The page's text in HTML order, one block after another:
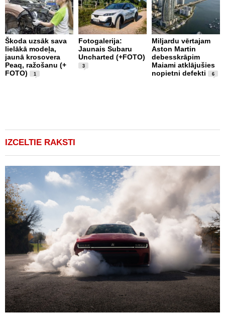
Škoda uzsāk sava
lielākā modeļa,
jaunā krosovera
Peaq, ražošanu (+
FOTO)
1
Fotogalerija:
Jaunais Subaru
Uncharted (+FOTO)
3
Miljardu vērtajam
Aston Martin
debesskrāpim
Maiami atklājušies
nopietni defekti
6
IZCELTIE RAKSTI